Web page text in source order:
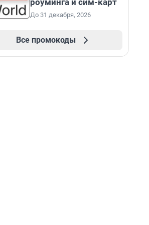
роуминга и сим-карт
До 31 декабря, 2026
Все промокоды